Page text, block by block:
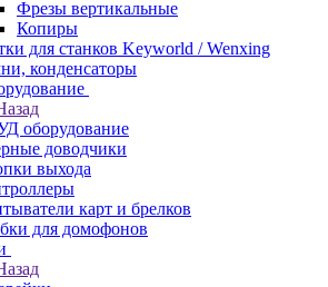
Фрезы вертикальные
Копиры
для станков Keyworld / Wenxing
конденсаторы
оборудование
доводчики
выхода
карт и брелков
для домофонов